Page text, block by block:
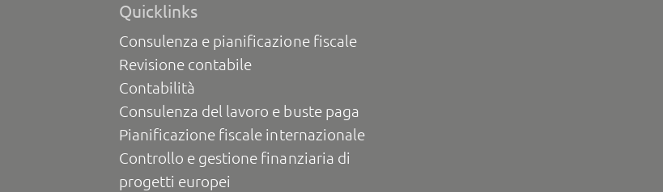
Quicklinks
Consulenza e pianificazione fiscale
Revisione contabile
Contabilità
Consulenza del lavoro e buste paga
Pianificazione fiscale internazionale
Controllo e gestione finanziaria di
progetti europei